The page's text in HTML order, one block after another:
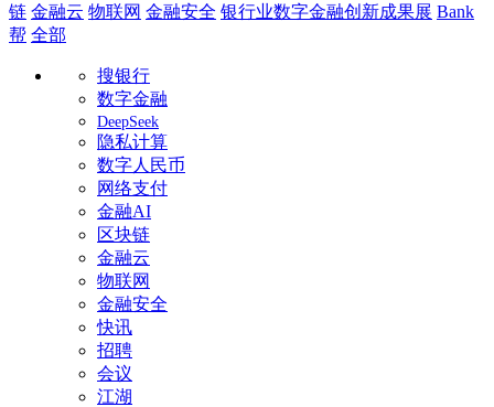
链 金融云 物联网 金融安全 银行业数字金融创新成果展 Bank
帮 全部
搜银行
数字金融
DeepSeek
隐私计算
数字人民币
网络支付
金融AI
区块链
金融云
物联网
金融安全
快讯
招聘
会议
江湖